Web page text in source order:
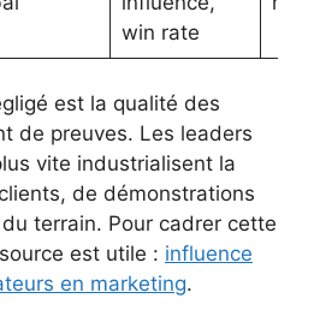
win rate
est la qualité des
de preuves. Les leaders
vite industrialisent la
de démonstrations
terrain. Pour cadrer cette
est utile : influence
en marketing.